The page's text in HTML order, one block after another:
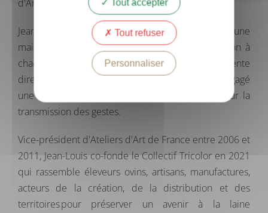
d'Arles Antique®, la laine la plus fine d'Europe.
Jean-Louis, ingénieur agronome, convaincu qu'une
maison bicentenaire doit se remettre en question à
chaque génération, a notamment développé la vente
directe dans le respect des distributeurs et engagé
une démarche de Mémoire des Savoir-Faire pour la
transmission des gestes.
Vice-président d'Ateliers d'Art de France entre 2006 et
2011, Jean-Louis co-fonde le Collectif Tricolor en 2021
qui rassemble éleveurs ovins, artisans, manufactures,
acteurs de la création, de la distribution et des
territoires pour préserver un avenir à la laine
Tout accepter
Tout refuser
Personnaliser